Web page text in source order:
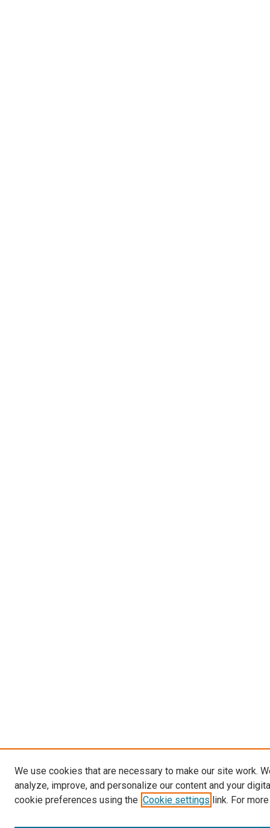
We use cookies that are necessary to make our site work.
analyze, improve, and personalize our content and your
cookie preferences using the Cookie settings link. For